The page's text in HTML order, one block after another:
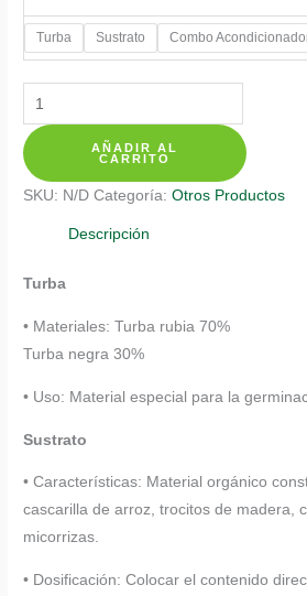
desde
$ 8.700
Turba Sustrato Combo
Sustratos
Para
Espinaca
Rastrera
cantidad
AÑADIR AL
CARRITO
SKU: N/D Categoría:Otros Productos
Descripción
Turba
• Materiales: Turba rubia 70%
Turba negra 30%
• Uso: Material especial para la
Sustrato
• Características: Material orgánico
cascarilla de arroz, trocitos de madera,
micorrizas.
• Dosificación: Colocar el contenido